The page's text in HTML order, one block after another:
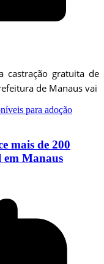
castração gratuita de
de Manaus vai
mais de 200
em Manaus